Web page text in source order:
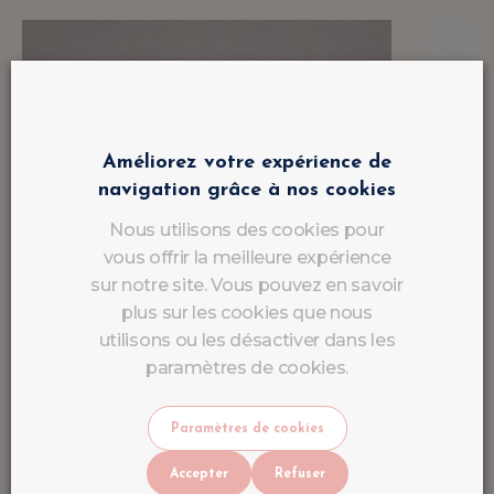
Améliorez votre expérience de
navigation grâce à nos cookies
Nous utilisons des cookies pour
vous offrir la meilleure expérience
sur notre site. Vous pouvez en savoir
plus sur les cookies que nous
utilisons ou les désactiver dans les
paramètres de cookies.
Paramètres de cookies
Accepter Refuser